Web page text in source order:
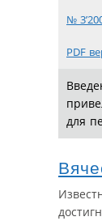
№
PDF
для